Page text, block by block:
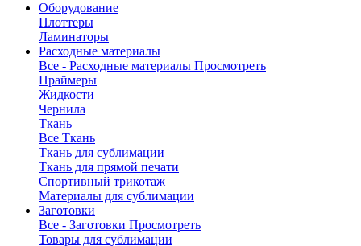
Оборудование
Плоттеры
Ламинаторы
Расходные материалы
Все - Расходные материалы Просмотреть
Праймеры
Жидкости
Чернила
Ткань
Все Ткань
Ткань для сублимации
Ткань для прямой печати
Спортивный трикотаж
Материалы для сублимации
Заготовки
Все - Заготовки Просмотреть
Товары для сублимации